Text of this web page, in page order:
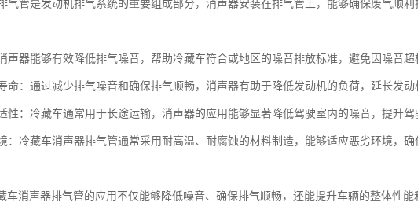
气管是发动机排气系统的重要组成部分，消声器安装在排气管上，能够确保废气顺
声器能够有效降低排气噪音，帮助冷藏车符合或地区的噪音排放标准，避免因噪音超
命：通过减少排气噪音和确保排气顺畅，消声器有助于降低发动机的负荷，延长发动
性：冷藏车通常用于长途运输，消声器的应用能够显著降低驾驶室内的噪音，提升驾
：冷藏车消声器排气管通常采用耐高温、耐腐蚀的材料制造，能够适应恶劣环境，
车消声器排气管的应用不仅能够降低噪音、确保排气顺畅，还能提升车辆的整体性